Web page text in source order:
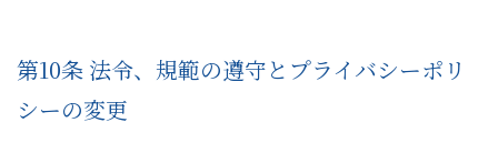
第10条 法令、規範の遵守とプライバシーポリ
シーの変更